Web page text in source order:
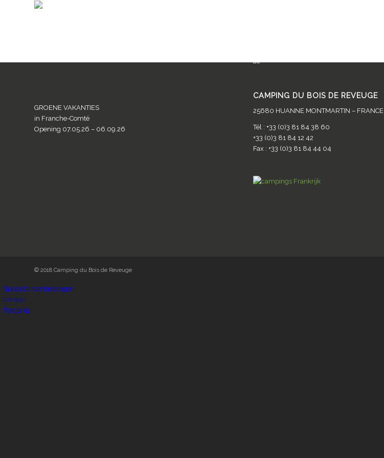
de
GROENE VAKANTIES
in Franche-Comté
Opening 07.05.26 – 06.09.26
CAMPING DU BOIS DE REVEUGE
25680 HUANNE MONTMARTIN – FRANCE
Tél : +33 (0)3 81 84 38 60
+33 (0)3 81 84 12 42
Fax : +33 (0)3 81 84 44 04
© 2018 Camping du Bois de Reveuge
Speciale Aanbiedingen
Contact
Toegang